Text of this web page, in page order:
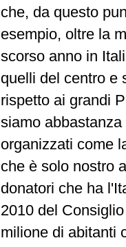
che, da questo
esempio, oltre la
scorso anno in
quelli del centro e
rispetto ai grandi
siamo
organizzati come
che è solo nostro
donatori che ha
2010 del
milione di abitanti